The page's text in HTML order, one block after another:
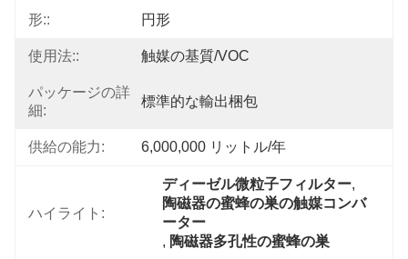
形:: 円形
使用法:: 触媒の基質/VOC
パッケージの詳
細:
標準的な輸出梱包
供給の能力: 6,000,000 リットル/年
ハイライト:
ディーゼル微粒子フィルター,
陶磁器の蜜蜂の巣の触媒コンバ
ーター
, 陶磁器多孔性の蜜蜂の巣